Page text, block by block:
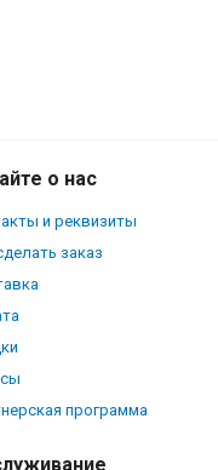
о нас
и реквизиты
заказ
программа